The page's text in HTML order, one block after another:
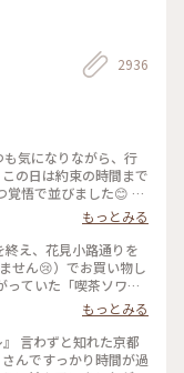
✨ 奥の中庭前の席が2
際に座る事ができま
ぞのcafe＆galleryは
時に足が向いてしま
2936
気になりながら、行
の日は約束の時間まで
覚悟で並びました😊 待
世界を想像し、ワクワ
奥の、部屋が見渡せる
世界に入ったようです
ックでキレイ✨ 頼ん
✨ 優しいランプの明か
懐かしい感じや優しい
ズで、ゼリーだと思
た💦 あっという間に
囲気の中にいたくて
もっとみる
終え、花見小路通りを
せん😢）でお買い物し
っていた「喫茶ソワ
ので長蛇の列ができ
く２組しか待っていま
２階の窓側の席へ。若
けで来ているグルー
もっとみる
言わずと知れた京都
んですっかり時間が過